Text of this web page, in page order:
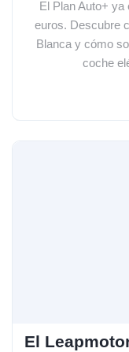
El Plan Auto+
euros. Descubre
Blanca y cómo
coche
El